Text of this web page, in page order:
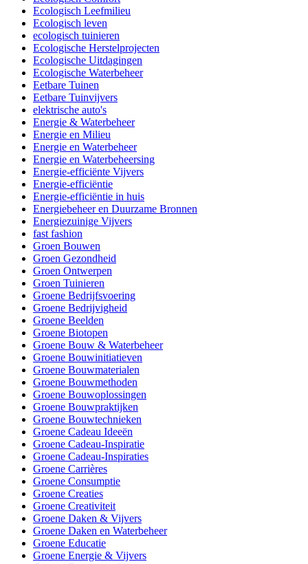
Ecologisch Leefmilieu
Ecologisch leven
ecologisch tuinieren
Ecologische Herstelprojecten
Ecologische Uitdagingen
Ecologische Waterbeheer
Eetbare Tuinen
Eetbare Tuinvijvers
elektrische auto's
Energie & Waterbeheer
Energie en Milieu
Energie en Waterbeheer
Energie en Waterbeheersing
Energie-efficiënte Vijvers
Energie-efficiëntie
Energie-efficiëntie in huis
Energiebeheer en Duurzame Bronnen
Energiezuinige Vijvers
fast fashion
Groen Bouwen
Groen Gezondheid
Groen Ontwerpen
Groen Tuinieren
Groene Bedrijfsvoering
Groene Bedrijvigheid
Groene Beelden
Groene Biotopen
Groene Bouw & Waterbeheer
Groene Bouwinitiatieven
Groene Bouwmaterialen
Groene Bouwmethoden
Groene Bouwoplossingen
Groene Bouwpraktijken
Groene Bouwtechnieken
Groene Cadeau Ideeën
Groene Cadeau-Inspiratie
Groene Cadeau-Inspiraties
Groene Carrières
Groene Consumptie
Groene Creaties
Groene Creativiteit
Groene Daken & Vijvers
Groene Daken en Waterbeheer
Groene Educatie
Groene Energie & Vijvers